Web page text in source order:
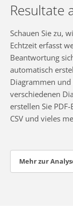
Resultate
Schauen Sie zu,
Echtzeit erfasst
Beantwortung
automatisch
Diagrammen und
verschiedenen
erstellen Sie
CSV und vieles
Mehr zur